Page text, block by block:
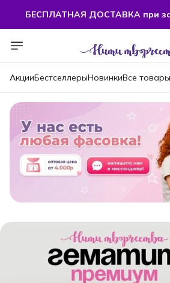
БЕСПЛАТНАЯ ДОСТАВКА при
БЕСПЛАТНАЯ ДОСТАВКА при
АкцииБестселлерыНовинкиВсе товары